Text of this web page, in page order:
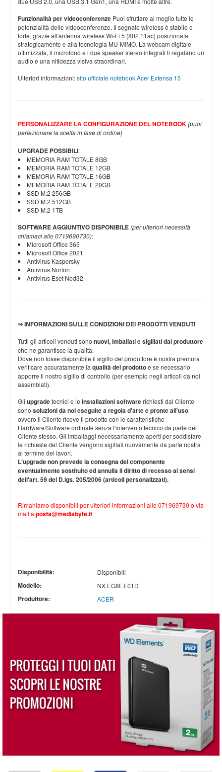
Funzionalità per videoconferenze Puoi sfruttare al meglio tutte le
potenzialità delle videoconferenze. Il segnale wireless è stabile e
forte, grazie all'antenna wireless Wi-Fi 5 (802.11ac) posizionata
strategicamente e alla tecnologia MU-MIMO. La webcam digitale
ottimizzata, il microfono e i due speaker stereo integrati ti regalano un
audio e una nitidezza visiva straordinari.
Ulteriori informazioni:sito ufficiale notebook Acer Extensa 15
PERSONALIZZARE LA CONFIGURAZIONE DEL NOTEBOOK(puoi
perfezionare la scelta in fase di ordine)
UPGRADE POSSIBILI:
MEMORIA RAM TOTALE 8GB
MEMORIA RAM TOTALE 12GB
MEMORIA RAM TOTALE 16GB
MEMORIA RAM TOTALE 20GB
SSD M.2 256GB
SSD M.2 512GB
SSD M.2 1TB
SOFTWARE AGGIUNTIVO DISPONIBILE(per ulteriori necessità
chiamaci allo 0719690730):
Microsoft Office 365
Microsoft Office 2021
Antivirus Kaspersky
Antivirus Norton
Antivirus Eset Nod32
⇒ INFORMAZIONI SULLE CONDIZIONI DEI PRODOTTI VENDUTI
Tutti gli articoli venduti sono nuovi, imballati e sigillati dal produttore
che ne garantisce la qualità.
Dove non fosse disponibile il sigillo del produttore è nostra premura
verificare accuratamente la qualità del prodottoe se necessario
apporre il nostro sigillo di controllo (per esempio negli articoli da noi
assemblati).
Gli upgradetecnici e le installazioni softwarerichiesti dal Cliente
sono soluzioni da noi eseguite a regola d'arte e pronte all'uso
ovvero il Cliente riceve il prodotto con le caratteristiche
Hardware/Software ordinate senza l'intervento tecnico da parte del
Cliente stesso. Gli imballaggi necessariamente aperti per soddisfare
le richieste del Cliente vengono sigillati nuovamente da parte nostra
al termine dei lavori.
L'upgrade non prevede la consegna del componente
eventualmente sostituito ed annulla il diritto di recesso ai sensi
dell'art. 59 del D.lgs. 205/2006 (articoli personalizzati).
Rimaniamo disponibili per ulteriori informazioni allo 071969730 o via
mail a posta@mediabyte.it
Disponibilità: Disponibili
Modello: NX.EG8ET.01D
Produttore: ACER